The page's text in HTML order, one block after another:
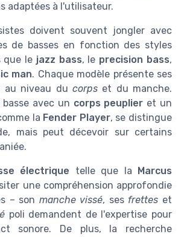
adaptées à l'utilisateur.
doivent souvent jongler avec
de basses en fonction des styles
que le jazz bass, le precision bass,
man. Chaque modèle présente ses
au niveau du corpset du manche.
basse avec un corps peuplier et un
la Fender Player, se distingue
mais peut décevoir sur certains
électrique telle que la
Marcus
une compréhension approfondie
– son manche vissé, ses frettes et
poli demandent de l'expertise pour
sonore. De plus, la recherche